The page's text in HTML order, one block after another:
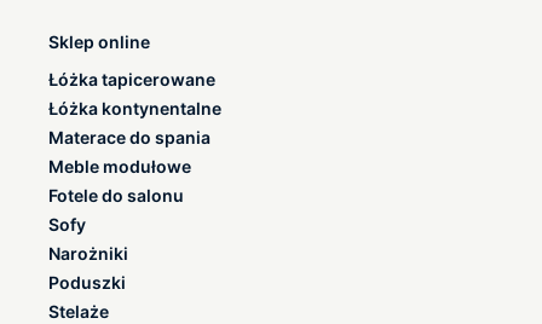
Sklep online
Łóżka tapicerowane
Łóżka kontynentalne
Materace do spania
Meble modułowe
Fotele do salonu
Sofy
Narożniki
Poduszki
Stelaże